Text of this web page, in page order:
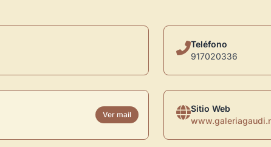
Teléfono
917020336
Ver mail
Sitio Web